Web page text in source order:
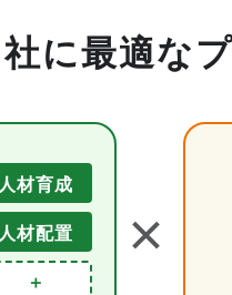
社に最適な
人材育成
人材配置
＋ ＋